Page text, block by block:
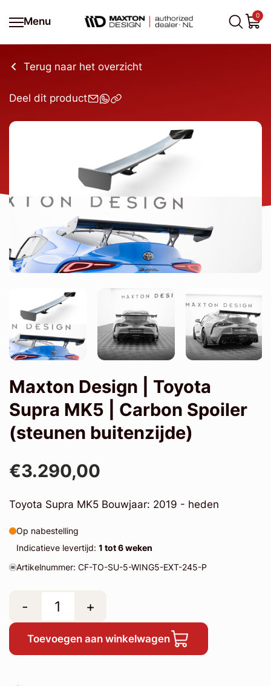
Menu
0
Terug naar het overzicht
Deel dit product
Maxton Design | Toyota
Supra MK5 | Carbon Spoiler
(steunen buitenzijde)
€3.290,00
Toyota Supra MK5 Bouwjaar: 2019 - heden
Op nabestelling
Indicatieve levertijd: 1 tot 6 weken
Artikelnummer: CF-TO-SU-5-WING5-EXT-245-P
- +
Toevoegen aan winkelwagen